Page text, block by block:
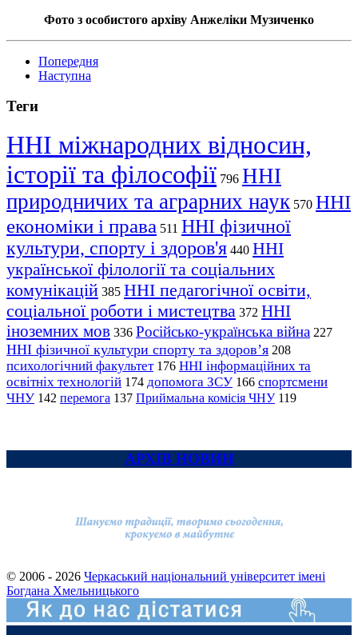
Фото з особистого архіву Анжеліки Музиченко
Попередня
Наступна
Теги
ННІ міжнародних відносин,
історії та філософії 796 ННІ
природничих та аграрних наук 570 ННІ
економіки і права 511 ННІ фізичної
культури, спорту і здоров'я 440 ННІ
української філології та соціальних
комунікацій 385 ННІ педагогічної освіти,
соціальної роботи і мистецтва 372 ННІ
іноземних мов 336 Російсько-українська війна 227
ННІ фізичної культури спорту та здоров’я 208
психологічний факультет 176 ННІ інформаційних та
освітніх технологій 174 допомога ЗСУ 166 спортсмени
ЧНУ 142 перемога 137 Приймальна комісія ЧНУ 119
АРХІВ НОВИН
© 2006 - 2026 Черкаський національний університет імені
Богдана Хмельницького